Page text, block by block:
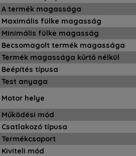
A termék magassága
Maximális fülke magasság
Minimális fülke magasság
Becsomagolt termék magassága
Termék magassága kűrtő nélkül
Beépítés típusa
Test anyaga
Motor helye
Működési mód
Csatlakozó típusa
Termékcsoport
Kiviteli mód